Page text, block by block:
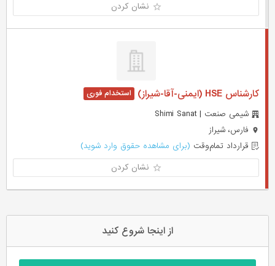
نشان کردن
کارشناس HSE (ایمنی-آقا-شیراز)
شیمی صنعت | Shimi Sanat
فارس، شیراز
قرارداد تمام‌وقت (برای مشاهده حقوق وارد شوید)
نشان کردن
از اینجا شروع کنید